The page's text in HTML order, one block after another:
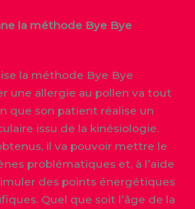
la méthode Bye Bye
la méthode Bye Bye
une allergie au pollen va tout
que son patient réalise un
issu de la kinésiologie.
il va pouvoir mettre le
problématiques et, à l’aide
des points énergétiques
Quel que soit l’âge de la